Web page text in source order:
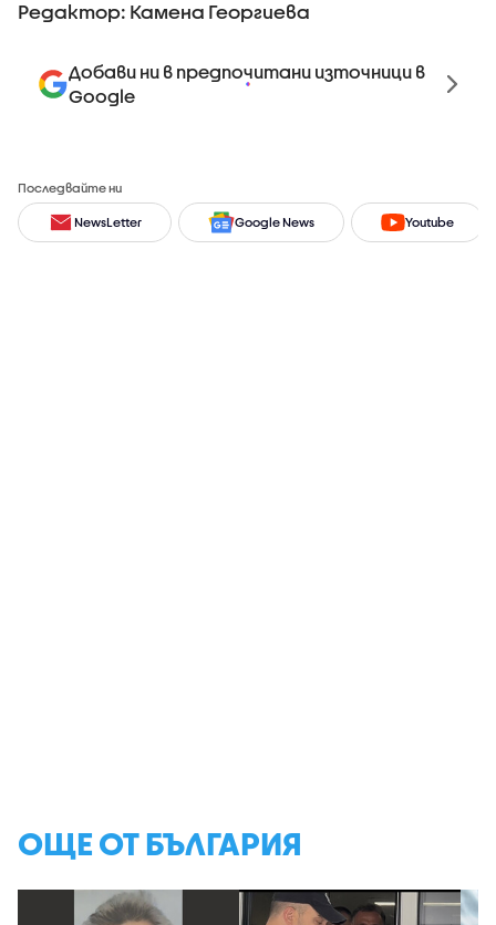
Редактор: Камена Георгиева
Добави ни в предпочитани източници в
Google
Последвайте ни
NewsLetter Google News Youtube
ОЩЕ ОТ БЪЛГАРИЯ